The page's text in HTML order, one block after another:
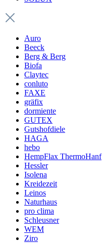
Auro
Beeck
Berg & Berg
Biofa
Claytec
conluto
FAXE
gräfix
dormiente
GUTEX
Gutshofdiele
HAGA
hebo
HempFlax ThermoHanf
Hessler
Isolena
Kreidezeit
Leinos
Naturhaus
pro clima
Schleusner
WEM
Ziro